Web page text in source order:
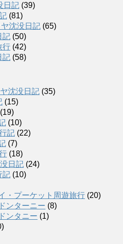
日記 (39)
(81)
沈没日記 (65)
記 (50)
行 (42)
記 (58)
沈没日記 (35)
(15)
(19)
(10)
記 (22)
(7)
(18)
日記 (24)
記 (10)
・プーケット周遊旅行 (20)
ンターニー (8)
ンタニー (1)